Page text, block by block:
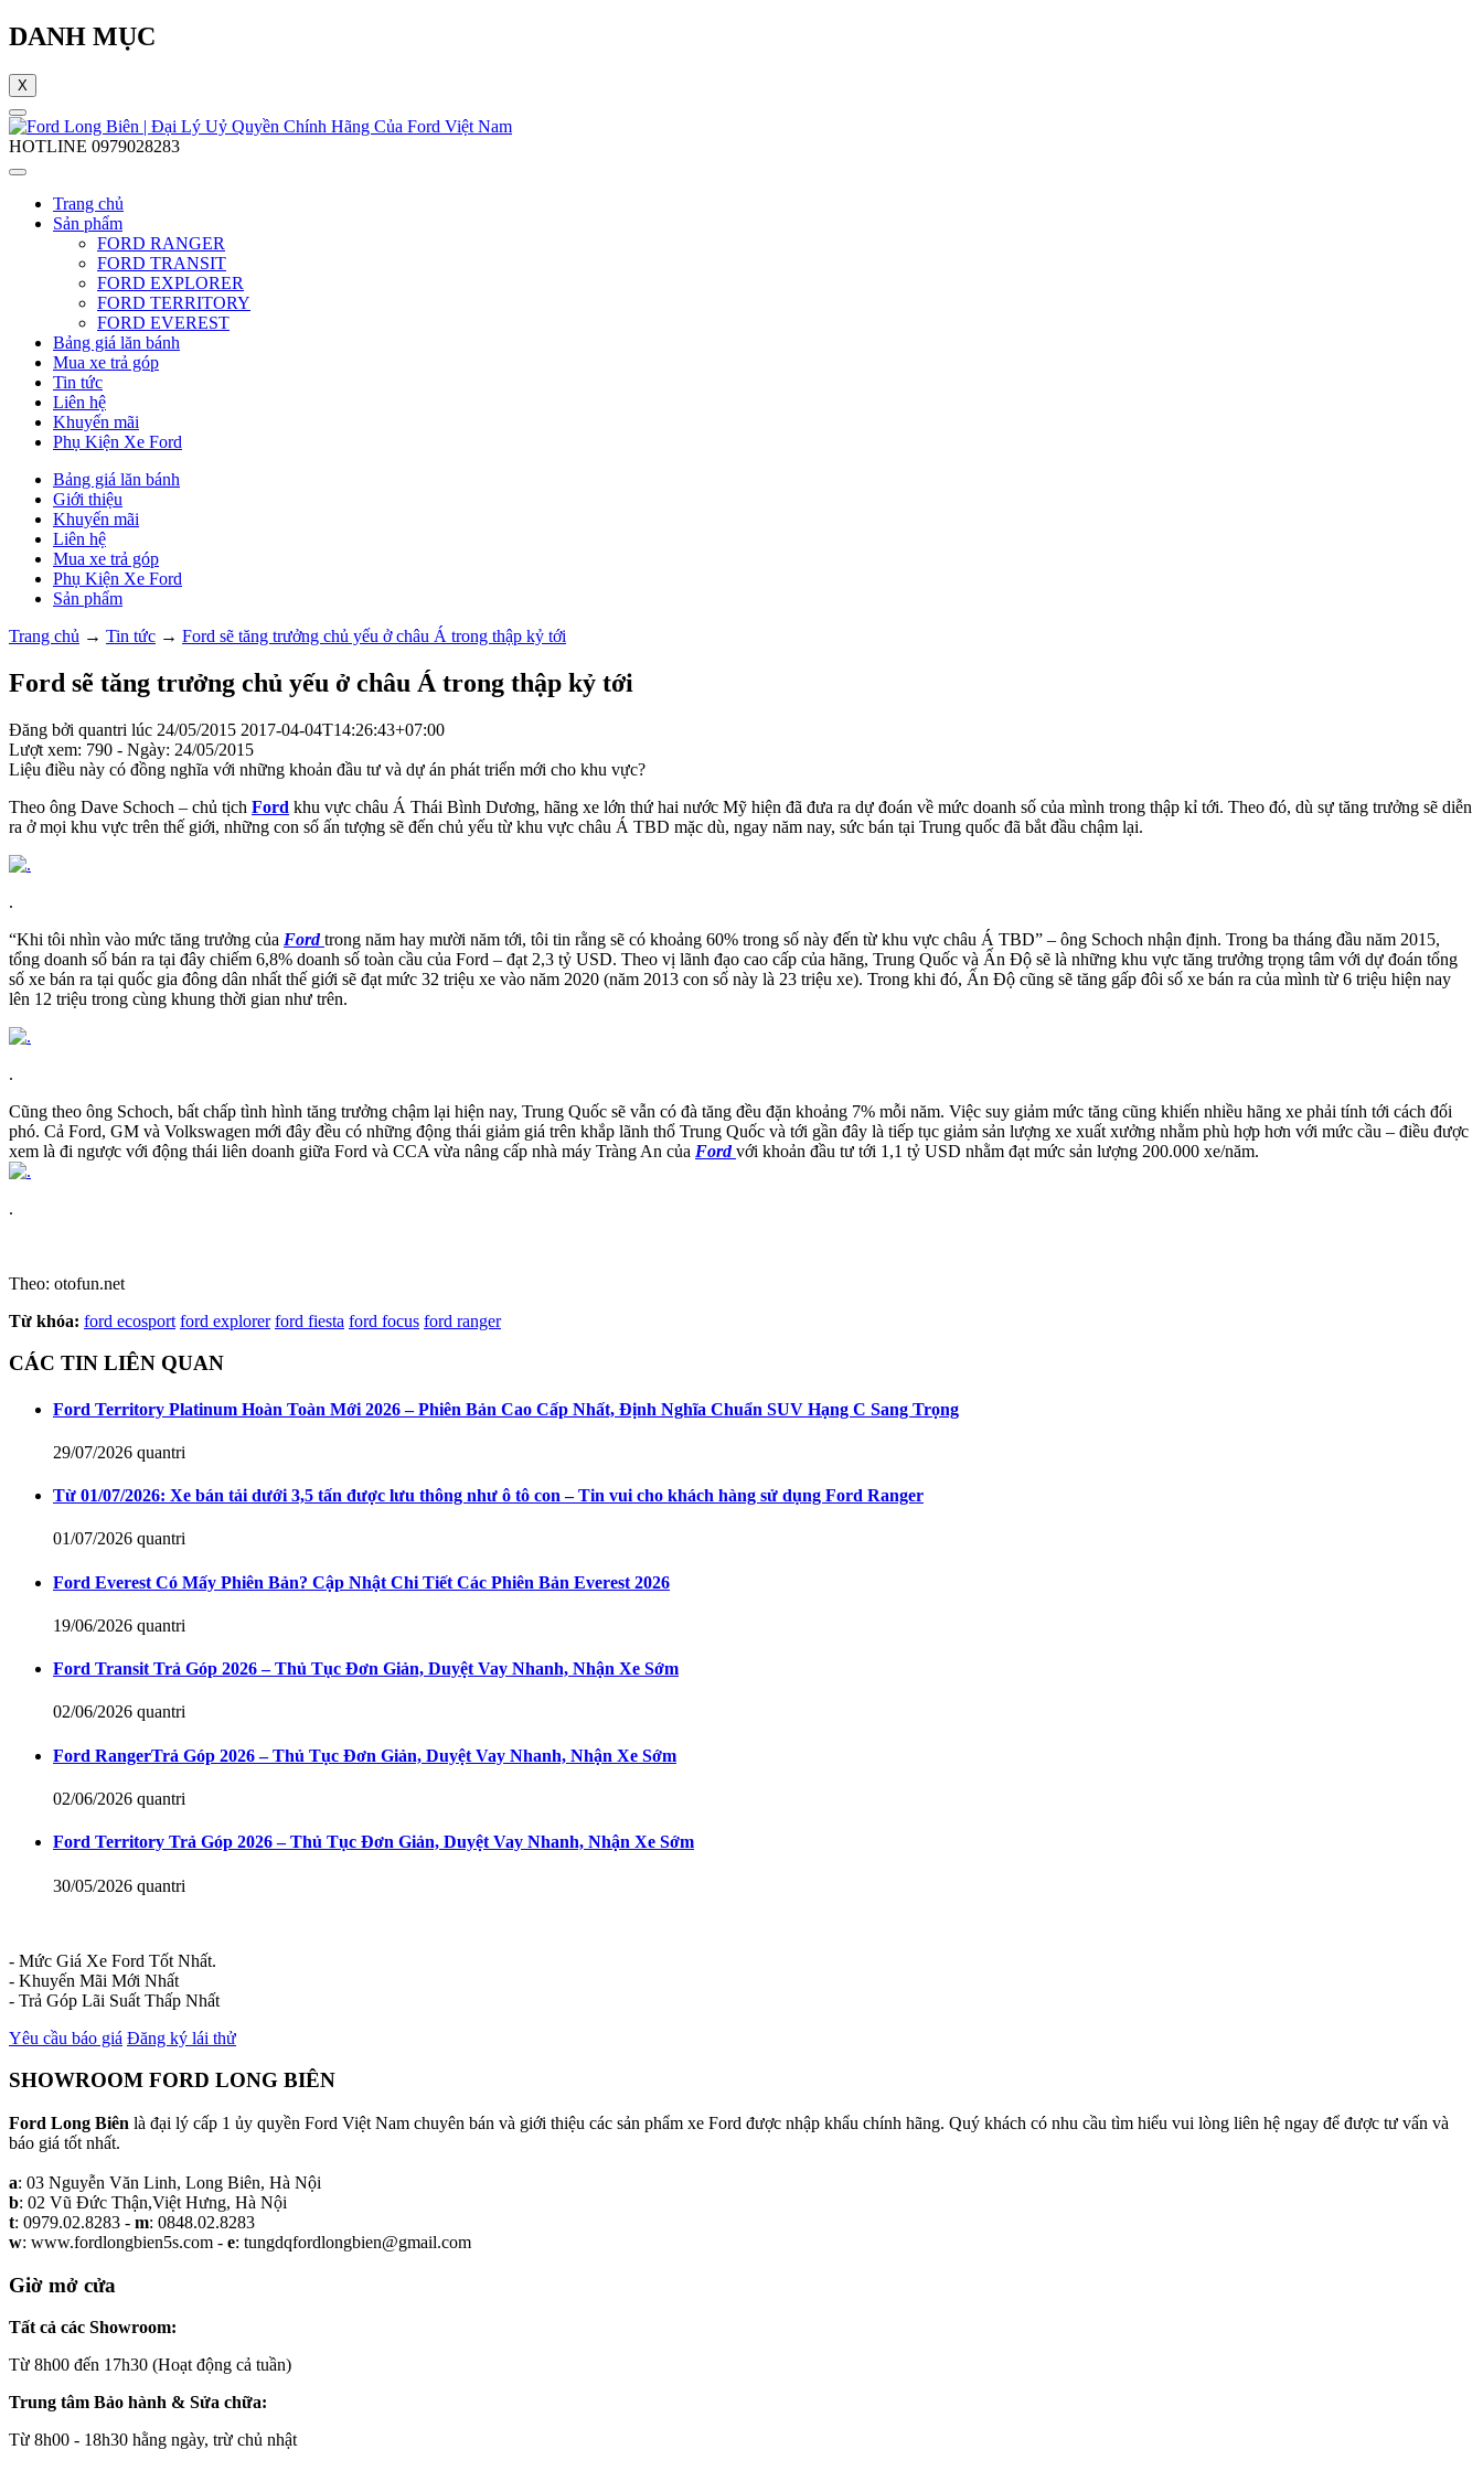
DANH MỤC
X
HOTLINE 0979028283
Trang chủ
Sản phẩm
FORD RANGER
FORD TRANSIT
FORD EXPLORER
FORD TERRITORY
FORD EVEREST
Bảng giá lăn bánh
Mua xe trả góp
Tin tức
Liên hệ
Khuyến mãi
Phụ Kiện Xe Ford
Bảng giá lăn bánh
Giới thiệu
Khuyến mãi
Liên hệ
Mua xe trả góp
Phụ Kiện Xe Ford
Sản phẩm
Trang chủ → Tin tức → Ford sẽ tăng trưởng chủ yếu ở châu Á trong thập kỷ tới
Ford sẽ tăng trưởng chủ yếu ở châu Á trong thập kỷ tới
Đăng bởi quantri lúc 24/05/2015 2017-04-04T14:26:43+07:00
Lượt xem: 790 - Ngày: 24/05/2015
Liệu điều này có đồng nghĩa với những khoản đầu tư và dự án phát triển mới cho khu vực?
Theo ông Dave Schoch – chủ tịch Ford khu vực châu Á Thái Bình Dương, hãng xe lớn thứ hai nước Mỹ hiện đã đưa ra dự đoán về mức doanh số của mình trong thập kỉ tới. Theo đó, dù sự tăng trưởng sẽ diễn
ra ở mọi khu vực trên thế giới, những con số ấn tượng sẽ đến chủ yếu từ khu vực châu Á TBD mặc dù, ngay năm nay, sức bán tại Trung quốc đã bắt đầu chậm lại.
.
“Khi tôi nhìn vào mức tăng trưởng của Ford trong năm hay mười năm tới, tôi tin rằng sẽ có khoảng 60% trong số này đến từ khu vực châu Á TBD” – ông Schoch nhận định. Trong ba tháng đầu năm 2015,
tổng doanh số bán ra tại đây chiếm 6,8% doanh số toàn cầu của Ford – đạt 2,3 tỷ USD. Theo vị lãnh đạo cao cấp của hãng, Trung Quốc và Ấn Độ sẽ là những khu vực tăng trưởng trọng tâm với dự đoán tổng
số xe bán ra tại quốc gia đông dân nhất thế giới sẽ đạt mức 32 triệu xe vào năm 2020 (năm 2013 con số này là 23 triệu xe). Trong khi đó, Ấn Độ cũng sẽ tăng gấp đôi số xe bán ra của mình từ 6 triệu hiện nay
lên 12 triệu trong cùng khung thời gian như trên.
.
Cũng theo ông Schoch, bất chấp tình hình tăng trưởng chậm lại hiện nay, Trung Quốc sẽ vẫn có đà tăng đều đặn khoảng 7% mỗi năm. Việc suy giảm mức tăng cũng khiến nhiều hãng xe phải tính tới cách đối
phó. Cả Ford, GM và Volkswagen mới đây đều có những động thái giảm giá trên khắp lãnh thổ Trung Quốc và tới gần đây là tiếp tục giảm sản lượng xe xuất xưởng nhằm phù hợp hơn với mức cầu – điều được
xem là đi ngược với động thái liên doanh giữa Ford và CCA vừa nâng cấp nhà máy Tràng An của Ford với khoản đầu tư tới 1,1 tỷ USD nhằm đạt mức sản lượng 200.000 xe/năm.
.
Theo: otofun.net
Từ khóa: ford ecosport ford explorer ford fiesta ford focus ford ranger
CÁC TIN LIÊN QUAN
Ford Territory Platinum Hoàn Toàn Mới 2026 – Phiên Bản Cao Cấp Nhất, Định Nghĩa Chuẩn SUV Hạng C Sang Trọng
29/07/2026 quantri
Từ 01/07/2026: Xe bán tải dưới 3,5 tấn được lưu thông như ô tô con – Tin vui cho khách hàng sử dụng Ford Ranger
01/07/2026 quantri
Ford Everest Có Mấy Phiên Bản? Cập Nhật Chi Tiết Các Phiên Bản Everest 2026
19/06/2026 quantri
Ford Transit Trả Góp 2026 – Thủ Tục Đơn Giản, Duyệt Vay Nhanh, Nhận Xe Sớm
02/06/2026 quantri
Ford RangerTrả Góp 2026 – Thủ Tục Đơn Giản, Duyệt Vay Nhanh, Nhận Xe Sớm
02/06/2026 quantri
Ford Territory Trả Góp 2026 – Thủ Tục Đơn Giản, Duyệt Vay Nhanh, Nhận Xe Sớm
30/05/2026 quantri
- Mức Giá Xe Ford Tốt Nhất.
- Khuyến Mãi Mới Nhất
- Trả Góp Lãi Suất Thấp Nhất
Yêu cầu báo giá Đăng ký lái thử
SHOWROOM FORD LONG BIÊN
Ford Long Biên là đại lý cấp 1 ủy quyền Ford Việt Nam chuyên bán và giới thiệu các sản phẩm xe Ford được nhập khẩu chính hãng. Quý khách có nhu cầu tìm hiểu vui lòng liên hệ ngay để được tư vấn và
báo giá tốt nhất.
a: 03 Nguyễn Văn Linh, Long Biên, Hà Nội
b: 02 Vũ Đức Thận,Việt Hưng, Hà Nội
t: 0979.02.8283 - m: 0848.02.8283
w: www.fordlongbien5s.com - e: tungdqfordlongbien@gmail.com
Giờ mở cửa
Tất cả các Showroom:
Từ 8h00 đến 17h30 (Hoạt động cả tuần)
Trung tâm Bảo hành & Sửa chữa:
Từ 8h00 - 18h30 hằng ngày, trừ chủ nhật